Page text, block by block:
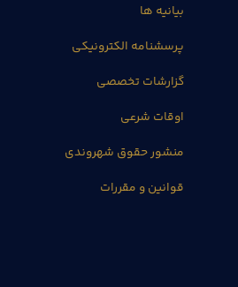
بیانیه ها
پرسشنامه الکترونیکی
گزارشات تخصصی
اوقات شرعی
منشور حقوق شهروندی
قوانین و مقررات